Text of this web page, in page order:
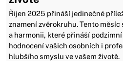
Říjen 2025 přináší jedinečné
znamení zvěrokruhu. Tento měsíc
a harmonii, které přináší podzimní
hodnocení vašich osobních i
hlubšího smyslu ve vašem životě.